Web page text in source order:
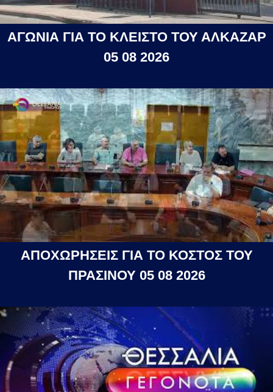
ΑΓΩΝΙΑ ΓΙΑ ΤΟ ΚΛΕΙΣΤΟ ΤΟΥ ΑΛΚΑΖΑΡ
05 08 2026
ΑΠΟΧΩΡΗΣΕΙΣ ΓΙΑ ΤΟ ΚΟΣΤΟΣ ΤΟΥ
ΠΡΑΣΙΝΟΥ 05 08 2026